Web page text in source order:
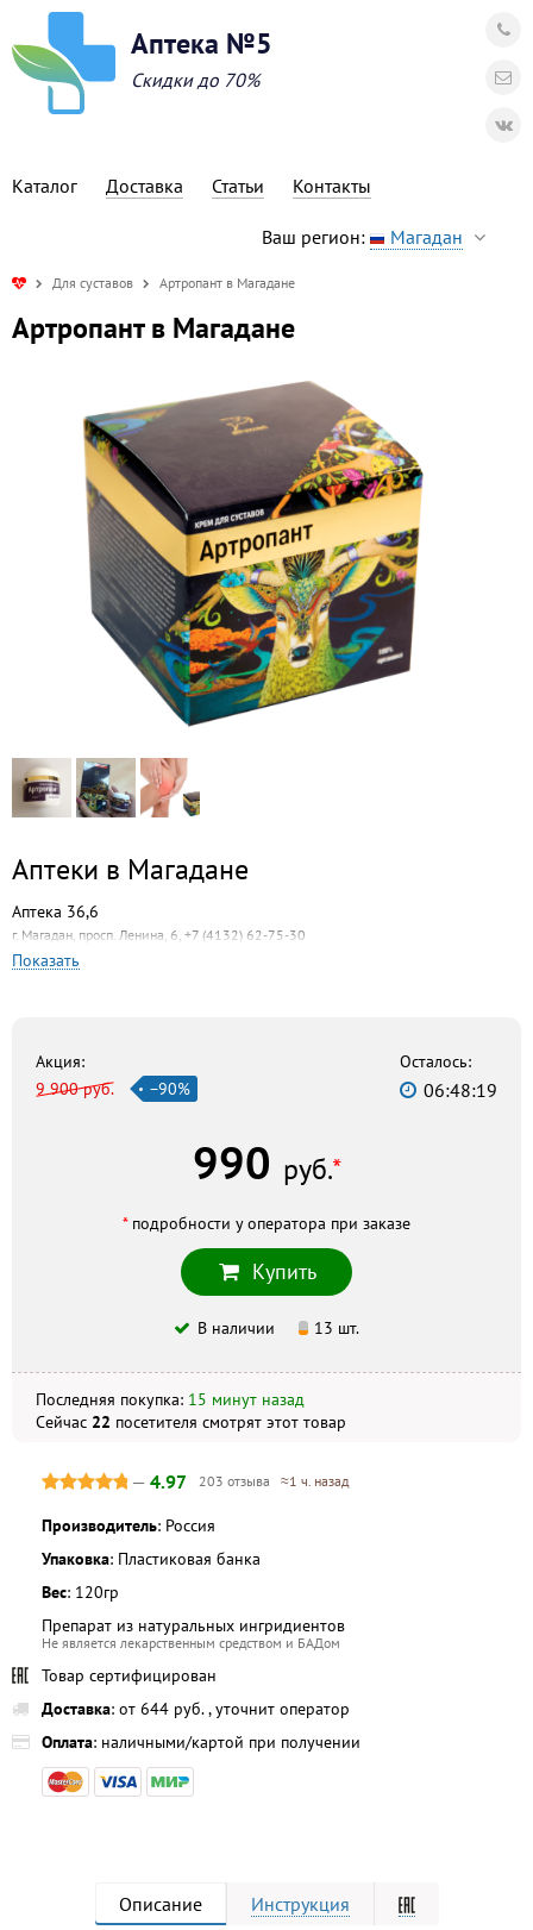
Аптека №5
Скидки до 70%
Каталог Доставка Статьи Контакты
Ваш регион: Магадан
Для суставов Артропант в Магадане
Артропант в Магадане
Аптеки в Магадане
Аптека 36,6
г. Магадан, просп. Ленина, 6, +7 (4132) 62-75-30
Миницен
г. Магадан, пл. Горького, 6, +7 (4132) 62-93-43
Неотложка
г. Магадан, ул. Горького, 16а, +7 (4132) 62-00-64
Фармация МПП
г. Магадан, пл. Горького, 6, +7 (41322) 2-39-09
заказа на сайте.
Не является публичной офертой. Комплектация и
внешний вид могут отличаться, в зависимости от партии.
Показать
Акция:
9 900 руб.
−90%
Осталось:
06:48:18
990 руб.*
*подробности у оператора при заказе
Купить
В наличии 13 шт.
Последняя покупка: 15 минут назад
Сейчас 22 посетителя смотрят этот товар
— 4.97 203 отзыва ≈1 ч. назад
Производитель: Россия
Упаковка: Пластиковая банка
Вес: 120гр
Препарат из натуральных ингридиентов
Не является лекарственным средством и БАДом
Товар сертифицирован
Доставка: от 644 руб. , уточнит оператор
Оплата: наличными/картой при получении
Описание Инструкция